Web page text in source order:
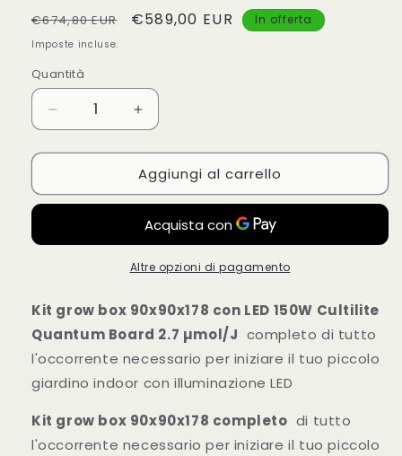
Prezzo
di
€674,80 EUR
Prezzo
€589,00 EUR In offerta
Imposte incluse.
Quantità
Diminuisci
quantità
per
90x90x178
150W
Board
2.7
µmol/J
Aumenta
quantità
per
Kit
90x90x178
LED
150W
Cultilite
Board
2.7
µmol/J
Aggiungi al carrello
Altre opzioni di pagamento
Kit grow box 90x90x178 con LED 150W Cultilite
Quantum Board 2.7 µmol/J completo di tutto
l'occorrente necessario per iniziare il tuo piccolo
giardino indoor con illuminazione LED
Kit grow box 90x90x178 completo di tutto
l'occorrente necessario per iniziare il tuo piccolo